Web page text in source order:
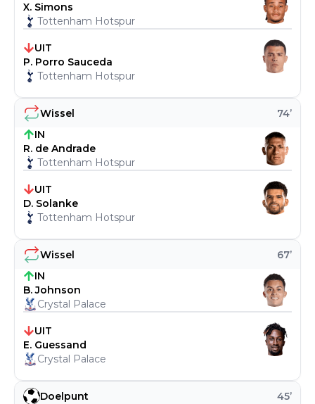
Doelpunt 45’
Wissel 67’
IN
B. Johnson
Crystal Palace
UIT
E. Guessand
Crystal Palace
Wissel 74’
IN
R. de Andrade
Tottenham Hotspur
UIT
D. Solanke
Tottenham Hotspur
X. Simons
Tottenham Hotspur
UIT
P. Porro Sauceda
Tottenham Hotspur